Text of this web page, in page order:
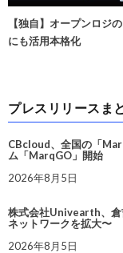
【独自】オープンロジ
にも活用本格化
プレスリリースま
CBcloud、全国の「
ム「MarqGO」開始
2026年8月5日
株式会社Univearth、倉
ネットワークを拡大〜
2026年8月5日